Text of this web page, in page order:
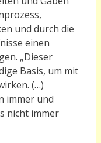
und durch die
einen
„Dieser
Basis, um mit
(…)
immer und
nicht immer